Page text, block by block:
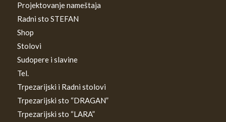
Projektovanje nameštaja
Radni sto STEFAN
Shop
Stolovi
Sudopere i slavine
Tel.
Trpezarijski i Radni stolovi
Trpezarijski sto “DRAGAN”
Trpezarijski sto “LARA”